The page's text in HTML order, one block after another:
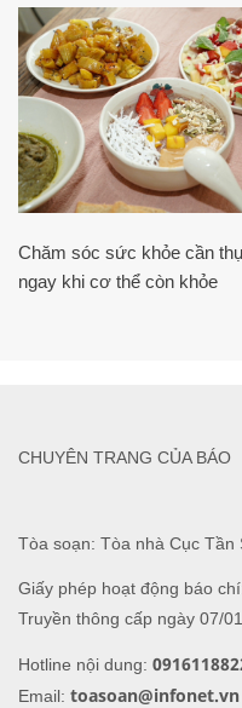
Chăm sóc sức khỏe cần
ngay khi cơ thể còn khỏe
Tòa soạn: Tòa nhà Cục Tần
Giấy phép hoạt động báo
Truyền thông cấp ngày 07/
Hotline nội dung:
Email: toasoan@infonet.vn
CHUYÊN TRANG CỦA BÁO